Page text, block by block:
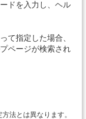
ドを入力し、ヘル
て指定した場合、
ページが検索され
法とは異なります。